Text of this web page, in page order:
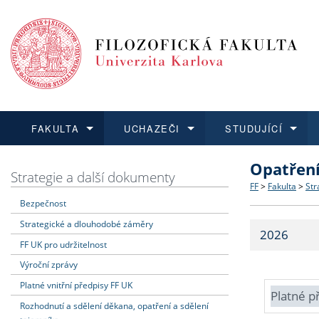
FAKULTA
Dozvědět se více
Struktura
Strategie
Fakultní
UCHAZEČI
Podat přihlášku
Co
Učitelské
STUDUJÍCÍ
Dozvědět se více
Dozvědět se více
O vědě a
Dozvědět se více
Aktuální
Strategie a další dokumenty
Bezpečnost
Strategické a dlouhodobé záměry
FF UK pro udržitelnost
Výroční zprávy
Platné vnitřní předpisy FF UK
Rozhodnutí a sdělení děkana, opatření a sdělení
FF > Fakulta >
2026
Platné